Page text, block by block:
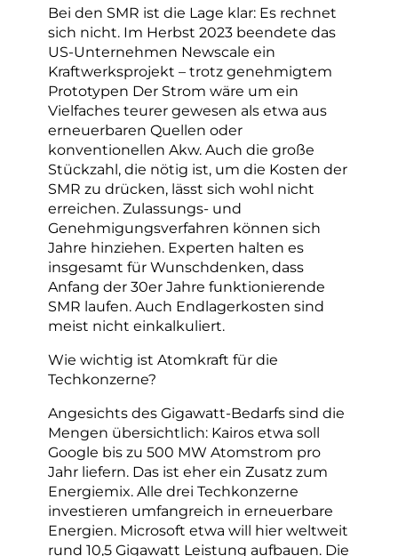
Bei den SMR ist die Lage klar: Es rechnet
sich nicht. Im Herbst 2023 beendete das
US-Unternehmen Newscale ein
Kraftwerksprojekt – trotz genehmigtem
Prototypen Der Strom wäre um ein
Vielfaches teurer gewesen als etwa aus
erneuerbaren Quellen oder
konventionellen Akw. Auch die große
Stückzahl, die nötig ist, um die Kosten der
SMR zu drücken, lässt sich wohl nicht
erreichen. Zulassungs- und
Genehmigungsverfahren können sich
Jahre hinziehen. Experten halten es
insgesamt für Wunschdenken, dass
Anfang der 30er Jahre funktionierende
SMR laufen. Auch Endlagerkosten sind
meist nicht einkalkuliert.
Wie wichtig ist Atomkraft für die
Techkonzerne?
Angesichts des Gigawatt-Bedarfs sind die
Mengen übersichtlich: Kairos etwa soll
Google bis zu 500 MW Atomstrom pro
Jahr liefern. Das ist eher ein Zusatz zum
Energiemix. Alle drei Techkonzerne
investieren umfangreich in erneuerbare
Energien. Microsoft etwa will hier weltweit
rund 10,5 Gigawatt Leistung aufbauen. Die